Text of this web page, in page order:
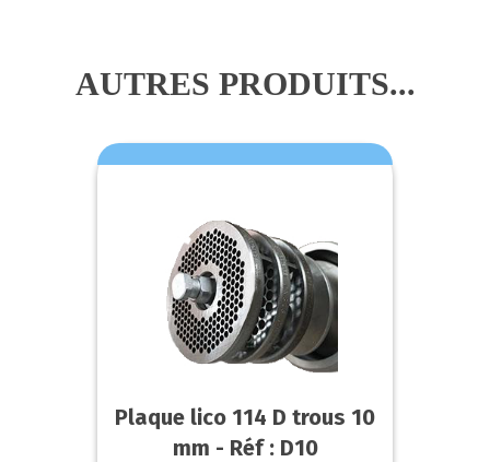
AUTRES PRODUITS...
Plaque lico 114 D trous 10
mm - Réf : D10